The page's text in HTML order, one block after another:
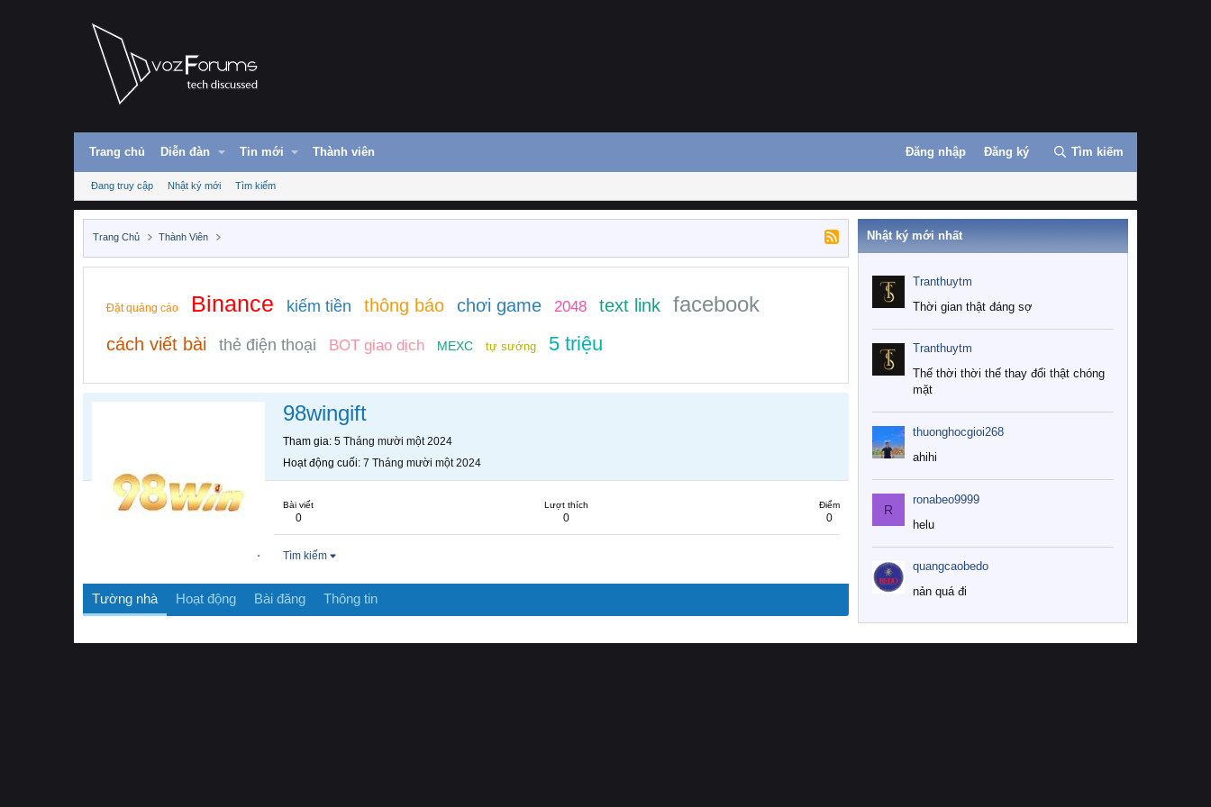
Trang chủ Diễn đàn Tin mới Thành viên Đăng nhập Đăng ký Tìm kiếm
Đang truy cập Nhật ký mới Tìm kiếm
Trang Chủ Thành Viên
Đặt quảng cáo Binance kiếm tiền thông báo chơi game 2048 text link facebook
cách viết bài thẻ điện thoại BOT giao dịch MEXC tự sướng 5 triệu
98wingift
Tham gia 5 Tháng mười một 2024
Hoạt động cuối 7 Tháng mười một 2024
Bài viết
0
Lượt thích
0
Điểm
0
Tìm kiếm
Tường nhà Hoạt động Bài đăng Thông tin
Nhật ký mới nhất
Tranthuytm
Thời gian thật đáng sợ
Tranthuytm
Thế thời thời thế thay đổi thật chóng
mặt
thuonghocgioi268
ahihi
R
ronabeo9999
helu
quangcaobedo
nản quá đi